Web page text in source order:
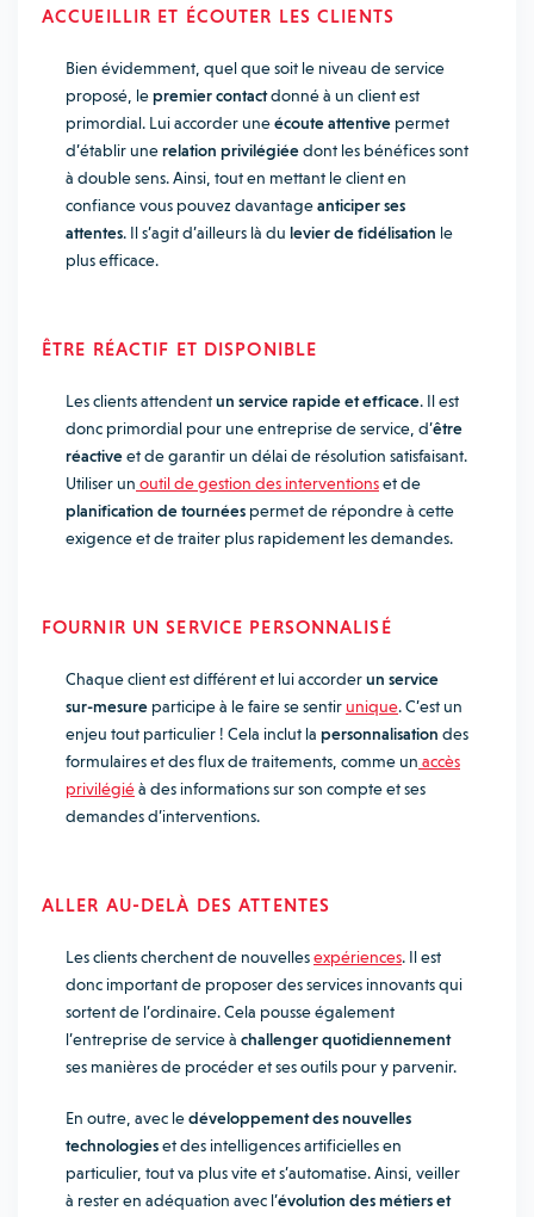
ACCUEILLIR ET ÉCOUTER LES CLIENTS
Bien évidemment, quel que soit le niveau de service
proposé, lepremier contactdonné à un client est
primordial. Lui accorder uneécoute attentive permet
d’établir unerelation privilégiéedont les bénéfices sont
à double sens. Ainsi, tout en mettant le client en
confiance vous pouvez davantageanticiper ses
attentes. Il s’agit d’ailleurs là du levier de fidélisation le
plus efficace.
ÊTRE RÉACTIF ET DISPONIBLE
Les clients attendentun service rapide et efficace. Il est
donc primordial pour uneentreprise de service, d’être
réactiveet de garantir un délai de résolution satisfaisant.
Utiliser un outil de gestion des interventionset de
planification de tournées permet de répondre à cette
exigence et de traiter plus rapidement les demandes.
FOURNIR UN SERVICE PERSONNALISÉ
Chaque client est différent et lui accorderun service
sur-mesure participe à le faire se sentir unique. C’est un
enjeu tout particulier ! Cela inclut la personnalisation des
formulaires et des flux de traitements, comme un accès
privilégiéà des informations sur son compte et ses
demandes d’interventions.
ALLER AU-DELÀ DES ATTENTES
Les clients cherchent de nouvellesexpériences. Il est
donc important de proposer des services innovants qui
sortent de l’ordinaire. Cela pousse également
l’entreprise de service à challenger quotidiennement
ses manières de procéder et ses outils pour y parvenir.
En outre, avec ledéveloppement des nouvelles
technologieset des intelligences artificielles en
particulier, tout va plus vite et s’automatise. Ainsi, veiller
à rester en adéquation avec l’évolution des métiers et